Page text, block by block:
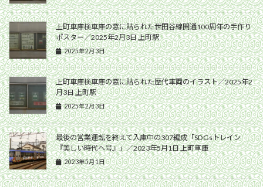
上町車庫検車庫の窓に貼られた世田谷線開通100周年の手作り
ポスター／2025年2月3日 上町駅
2025年2月3日
上町車庫検車庫の窓に貼られた歴代車両のイラスト／2025年2
月3日 上町駅
2025年2月3日
最後の営業運転を終えて入庫中の307編成「SDGsトレイン
『美しい時代へ号』」／2023年5月1日 上町車庫
2023年5月1日